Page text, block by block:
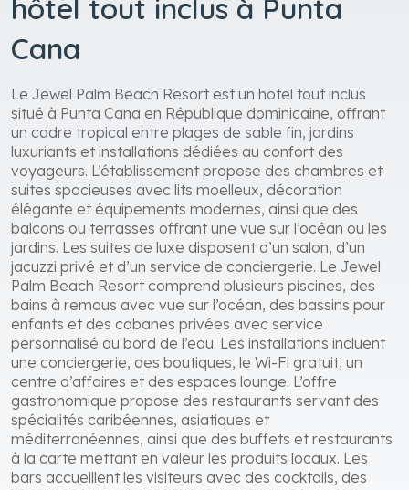
Jewel Palm Beach Resort :
hôtel tout inclus à Punta
Cana
Le Jewel Palm Beach Resort est un hôtel tout inclus
situé à Punta Cana en République dominicaine, offrant
un cadre tropical entre plages de sable fin, jardins
luxuriants et installations dédiées au confort des
voyageurs. L’établissement propose des chambres et
suites spacieuses avec lits moelleux, décoration
élégante et équipements modernes, ainsi que des
balcons ou terrasses offrant une vue sur l’océan ou les
jardins. Les suites de luxe disposent d’un salon, d’un
jacuzzi privé et d’un service de conciergerie. Le Jewel
Palm Beach Resort comprend plusieurs piscines, des
bains à remous avec vue sur l’océan, des bassins pour
enfants et des cabanes privées avec service
personnalisé au bord de l’eau. Les installations incluent
une conciergerie, des boutiques, le Wi-Fi gratuit, un
centre d’affaires et des espaces lounge. L’offre
gastronomique propose des restaurants servant des
spécialités caribéennes, asiatiques et